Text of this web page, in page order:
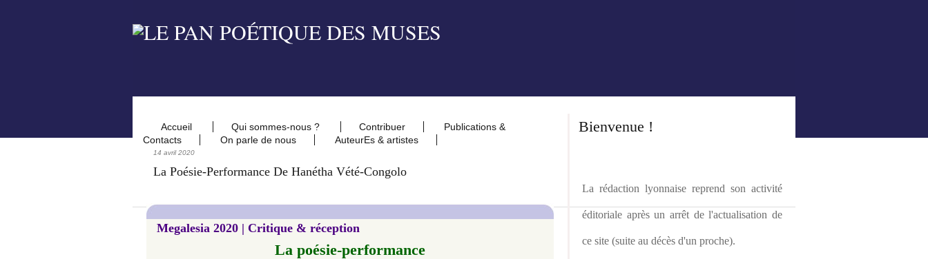
Accueil Qui sommes-nous ? Contribuer
Publications &
Contacts
On parle de nous AuteurEs & artistes
14 avril 2020
La Poésie-Performance De Hanétha Vété-Congolo
Megalesia 2020 | Critique & réception
La poésie-performance
Bienvenue !
La rédaction lyonnaise reprend son activité
éditoriale après un arrêt de l'actualisation de
ce site (suite au décès d'un proche).